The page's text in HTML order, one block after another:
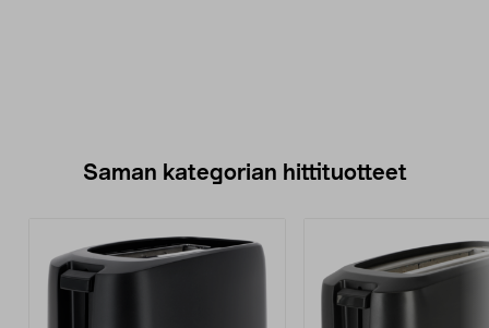
Saman kategorian hittituotteet